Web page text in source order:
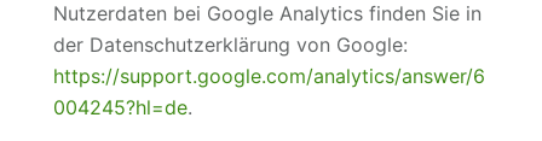
Nutzerdaten bei Google Analytics finden Sie in
der Datenschutzerklärung von Google:
https://support.google.com/analytics/answer/6
004245?hl=de.